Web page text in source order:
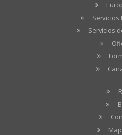
Servicios
Servicios